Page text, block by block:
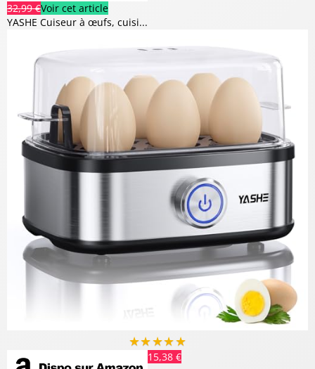
32,99 €Voir cet article
YASHE Cuiseur à œufs, cuisi...
★★★★★
15,38 €